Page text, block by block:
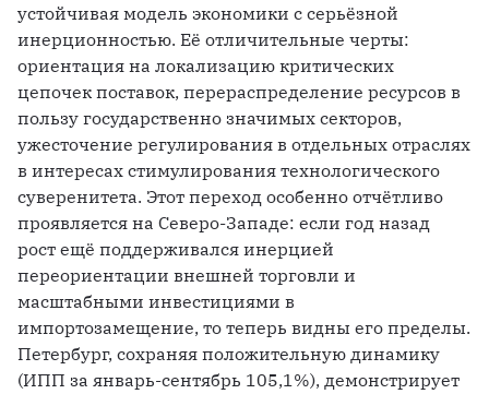
устойчивая модель экономики с серьёзной
инерционностью. Её отличительные черты:
ориентация на локализацию критических
цепочек поставок, перераспределение ресурсов в
пользу государственно значимых секторов,
ужесточение регулирования в отдельных отраслях
в интересах стимулирования технологического
суверенитета. Этот переход особенно отчётливо
проявляется на Северо-Западе: если год назад
рост ещё поддерживался инерцией
переориентации внешней торговли и
масштабными инвестициями в
импортозамещение, то теперь видны его пределы.
Петербург, сохраняя положительную динамику
(ИПП за январь-сентябрь 105,1%), демонстрирует